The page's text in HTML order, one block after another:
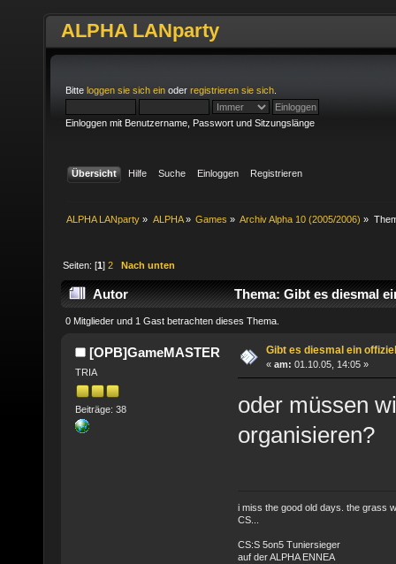
ALPHA LANparty
Bitte loggen sie sich ein oder registrieren sie sich
Einloggen mit Benutzername, Passwort und Sitzungslänge
Übersicht Hilfe Suche Einloggen Registrieren
ALPHA LANparty » ALPHA» Games » Archiv Alpha 10 (2005/2006) »
Seiten: [1]2 Nach unten
Autor Thema: Gibt es diesmal
0 Mitglieder und 1 Gast betrachten dieses Thema.
[OPB]GameMASTER
TRIA
Beiträge: 38
Gibt es diesmal ein
« am: 01.10.05, 14:05 »
oder müssen
organisieren?
i miss the good old days. the grass
CS...
CS:S 5on5 Tuniersieger
auf der ALPHA ENNEA